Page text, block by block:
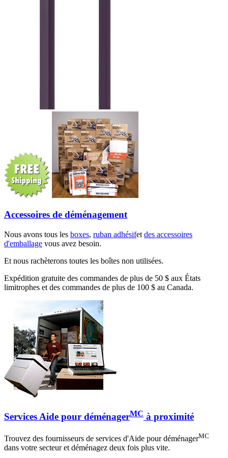
Accessoires de déménagement
Nous avons tous les boxes, ruban adhésifet des accessoires
d'emballage vous avez besoin.
Et nous rachèterons toutes les boîtes non utilisées.
Expédition gratuite des commandes de plus de 50 $ aux États
limitrophes et des commandes de plus de 100 $ au Canada.
Services Aide pour déménagerMC à proximité
Trouvez des fournisseurs de services d'Aide pour déménagerMC
dans votre secteur et déménagez deux fois plus vite.